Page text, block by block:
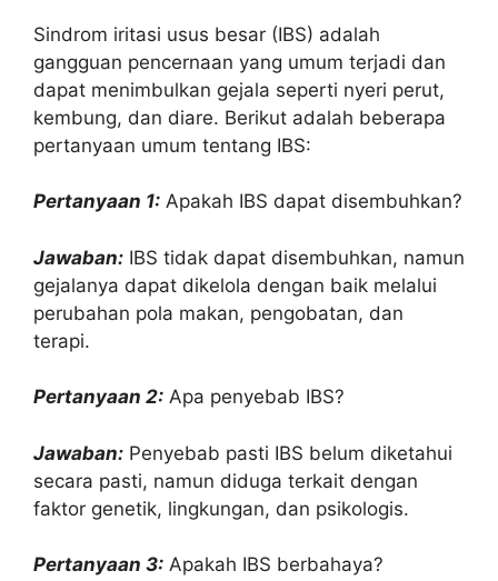
Sindrom iritasi usus besar (IBS) adalah
gangguan pencernaan yang umum terjadi dan
dapat menimbulkan gejala seperti nyeri perut,
kembung, dan diare. Berikut adalah beberapa
pertanyaan umum tentang IBS:
Pertanyaan 1: Apakah IBS dapat disembuhkan?
Jawaban: IBS tidak dapat disembuhkan, namun
gejalanya dapat dikelola dengan baik melalui
perubahan pola makan, pengobatan, dan
terapi.
Pertanyaan 2: Apa penyebab IBS?
Jawaban: Penyebab pasti IBS belum diketahui
secara pasti, namun diduga terkait dengan
faktor genetik, lingkungan, dan psikologis.
Pertanyaan 3: Apakah IBS berbahaya?